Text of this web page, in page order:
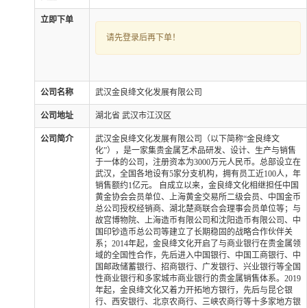
立即下单
请先登录后再下单！
公司名称 武汉金良绛文化发展有限公司
公司地址 湖北省 武汉市江汉区
公司简介
武汉金良绛文化发展有限公司（以下简称“金良绛文
化”），是一家集贵金属艺术品研发、设计、生产与销售
于一体的公司，注册资本为3000万元人民币。总部设立在
武汉，全国各地设有5家分支机构，拥有员工近100人，年
销售额约1亿元。 自成立以来，金良绛文化相继担任中国
黄金协会会员单位、上海黄金交易所二级会员、中国金币
总公司授权经销商、湖北楚商联合会理事会员单位等；与
故宫博物院、上海造币有限公司和沈阳造币有限公司、中
国印钞造币总公司等建立了长期稳固的战略合作伙伴关
系；2014年起，金良绛文化开启了与商业银行在贵金属领
域的全国性合作，先后进入中国银行、中国工商银行、中
国邮政储蓄银行、招商银行、广发银行、兴业银行等全国
性商业银行和多家城市商业银行的贵金属销售体系。2019
年起，金良绛文化又着力开拓地方银行，先后与昆仑银
行、西安银行、北京农商行、三峡农商行等十多家地方银